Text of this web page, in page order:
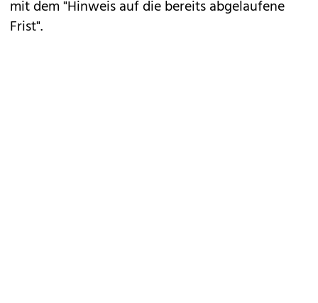
mit dem "Hinweis auf die bereits abgelaufene
Frist".